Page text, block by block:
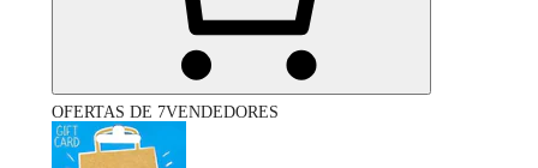
OFERTAS DE 7VENDEDORES